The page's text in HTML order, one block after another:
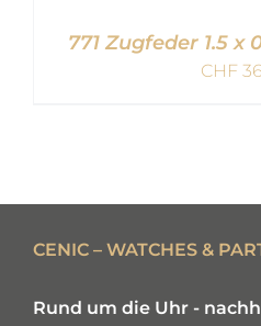
771 Zugfeder 1.5 x
CHF
CENIC – WATCHES &
Rund um die Uhr -